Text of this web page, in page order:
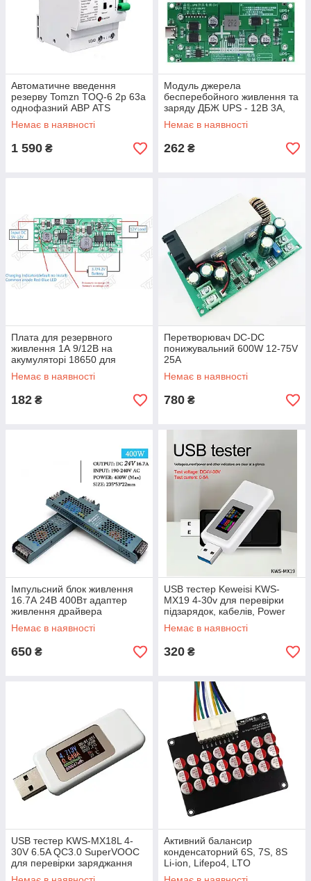
Автоматичне введення
резерву Tomzn TOQ-6 2p 63a
однофазний АВР ATS
Немає в наявності
1 590 ₴
Модуль джерела
бесперебойного живлення та
заряду ДБЖ UPS - 12В 3А,
працює на 2x18650, Тype-C
Немає в наявності
262 ₴
Плата для резервного
живлення 1А 9/12В на
акумуляторі 18650 для
роутерів/комутаторів
Немає в наявності
182 ₴
Перетворювач DC-DC
понижувальний 600W 12-75V
25A
Немає в наявності
780 ₴
Імпульсний блок живлення
16.7А 24В 400Вт адаптер
живлення драйвера
світлодіодної лампи
Немає в наявності
650 ₴
USB тестер Keweisi KWS-
MX19 4-30v для перевірки
підзарядок, кабелів, Power
Bank
Немає в наявності
320 ₴
USB тестер KWS-MX18L 4-
30V 6.5A QC3.0 SuperVOOC
для перевірки заряджання
кабелів Power Bank. Білий
Активний балансир
конденсаторний 6S, 7S, 8S
Li-ion, Lifepo4, LTO
акумуляторів зі струмом